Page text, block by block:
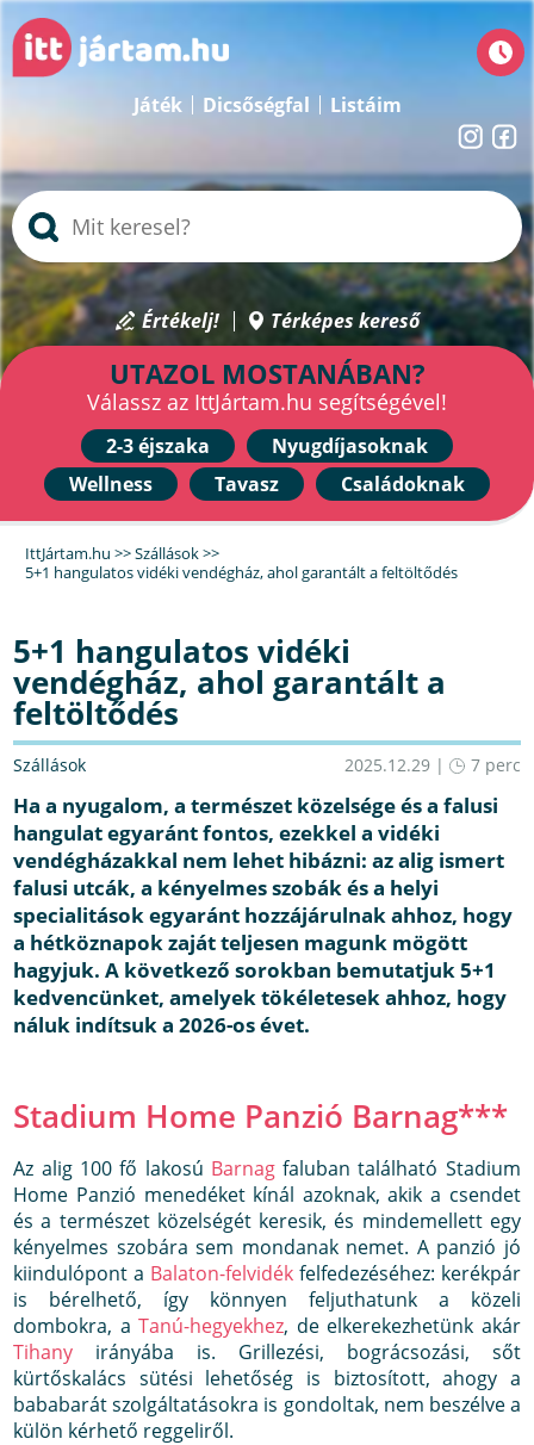
Játék Dicsőségfal Listáim
Értékelj! Térképes kereső
UTAZOL MOSTANÁBAN?
Válassz az IttJártam.hu segítségével!
2-3 éjszaka
Nyugdíjasoknak
Wellness
Tavasz Családoknak
IttJártam.hu >>Szállások>>
5+1 hangulatos vidéki vendégház, ahol garantált a feltöltődés
5+1 hangulatos vidéki
vendégház, ahol garantált a
feltöltődés
Szállások 2025.12.29 | 7 perc
Ha a nyugalom, a természet közelsége és a falusi
hangulat egyaránt fontos, ezekkel a vidéki
vendégházakkal nem lehet hibázni: az alig ismert
falusi utcák, a kényelmes szobák és a helyi
specialitások egyaránt hozzájárulnak ahhoz, hogy
a hétköznapok zaját teljesen magunk mögött
hagyjuk. A következő sorokban bemutatjuk 5+1
kedvencünket, amelyek tökéletesek ahhoz, hogy
náluk indítsuk a 2026-os évet.
Stadium Home Panzió Barnag***
Az alig 100 fő lakosú Barnagfaluban található Stadium
Home Panzió menedéket kínál azoknak, akik a csendet
és a természet közelségét keresik, és mindemellett egy
kényelmes szobára sem mondanak nemet. A panzió jó
kiindulópont a Balaton-felvidék felfedezéséhez: kerékpár
is bérelhető, így könnyen feljuthatunk a közeli
dombokra, aTanú-hegyekhez, de elkerekezhetünk akár
Tihany irányába is. Grillezési, bográcsozási, sőt
kürtőskalács sütési lehetőség is biztosított, ahogy a
bababarát szolgáltatásokra is gondoltak, nem beszélve a
külön kérhető reggeliről.